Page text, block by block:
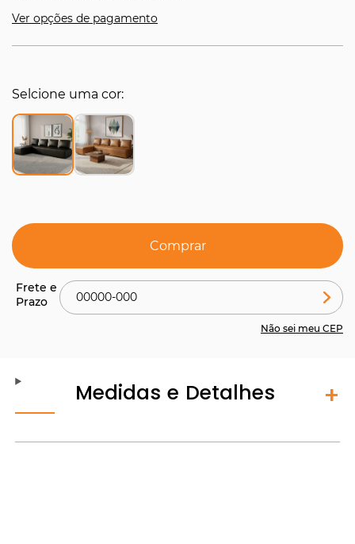
Ver opções de pagamento
Selcione uma cor
Comprar
Não sei meu CEP
Medidas e Detalhes